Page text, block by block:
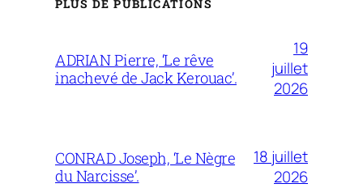
PLUS DE PUBLICATIONS
ADRIAN Pierre, ‘Le rêve
inachevé de Jack Kerouac’.
19
juillet
2026
CONRAD Joseph, ‘Le Nègre
du Narcisse’.
18 juillet
2026